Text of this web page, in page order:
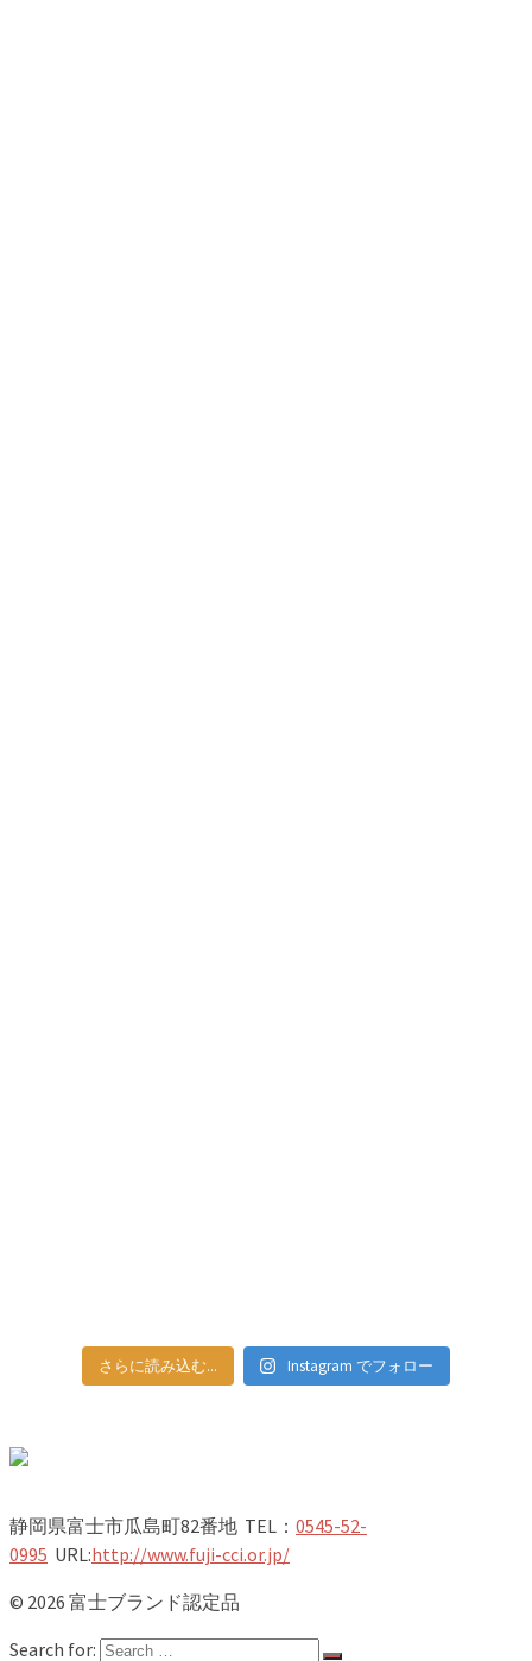
さらに読み込む... Instagram でフォロー
静岡県富士市瓜島町82番地 TEL： 0545-52-
0995 URL:http://www.fuji-cci.or.jp/
© 2026 富士ブランド認定品
Search for: